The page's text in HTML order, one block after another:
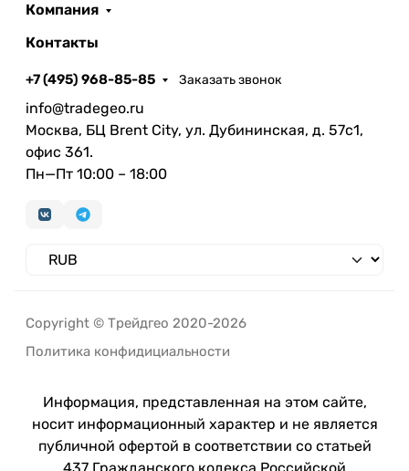
Компания
Контакты
+7 (495) 968-85-85 Заказать звонок
info@tradegeo.ru
Москва, БЦ Brent City, ул. Дубининская, д. 57с1,
офис 361.
Пн—Пт 10:00 – 18:00
Copyright © Трейдгео 2020-2026
Политика конфидициальности
Информация, представленная на этом сайте,
носит информационный характер и не является
публичной офертой в соответствии со статьей